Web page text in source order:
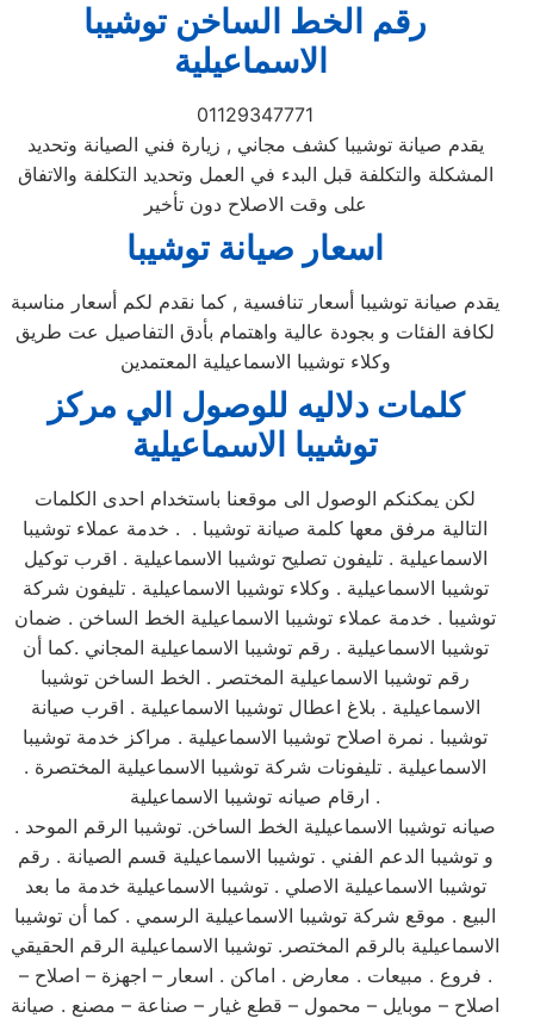
رقم الخط الساخن توشيبا
الاسماعيلية
01129347771
يقدم صيانة توشيبا كشف مجاني , زيارة فني الصيانة وتحديد
المشكلة والتكلفة قبل البدء في العمل وتحديد التكلفة والاتفاق
على وقت الاصلاح دون تأخير
اسعار صيانة توشيبا
يقدم صيانة توشيبا أسعار تنافسية , كما نقدم لكم أسعار مناسبة
لكافة الفئات و بجودة عالية واهتمام بأدق التفاصيل عت طريق
وكلاء توشيبا الاسماعيلية المعتمدين
كلمات دلاليه للوصول الي مركز
توشيبا الاسماعيلية
لكن يمكنكم الوصول الى موقعنا باستخدام احدى الكلمات
التالية مرفق معها كلمة صيانة توشيبا . . خدمة عملاء توشيبا
الاسماعيلية . تليفون تصليح توشيبا الاسماعيلية . اقرب توكيل
توشيبا الاسماعيلية . وكلاء توشيبا الاسماعيلية . تليفون شركة
توشيبا . خدمة عملاء توشيبا الاسماعيلية الخط الساخن . ضمان
توشيبا الاسماعيلية . رقم توشيبا الاسماعيلية المجاني .كما أن
رقم توشيبا الاسماعيلية المختصر . الخط الساخن توشيبا
الاسماعيلية . بلاغ اعطال توشيبا الاسماعيلية . اقرب صيانة
توشيبا . نمرة اصلاح توشيبا الاسماعيلية . مراكز خدمة توشيبا
الاسماعيلية . تليفونات شركة توشيبا الاسماعيلية المختصرة .
ارقام صيانه توشيبا الاسماعيلية .
صيانه توشيبا الاسماعيلية الخط الساخن. توشيبا الرقم الموحد .
و توشيبا الدعم الفني . توشيبا الاسماعيلية قسم الصيانة . رقم
توشيبا الاسماعيلية الاصلي . توشيبا الاسماعيلية خدمة ما بعد
البيع . موقع شركة توشيبا الاسماعيلية الرسمي . كما أن توشيبا
الاسماعيلية بالرقم المختصر. توشيبا الاسماعيلية الرقم الحقيقي
. فروع . مبيعات . معارض . اماكن . اسعار – اجهزة – اصلاح –
اصلاح – موبايل – محمول – قطع غيار – صناعة – مصنع . صيانة